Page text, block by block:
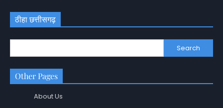
ठीहा छत्तीसगढ़
Search
Other Pages
About Us